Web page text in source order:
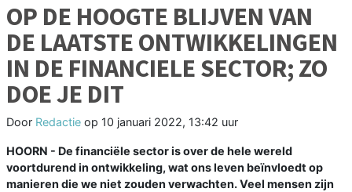
OP DE HOOGTE BLIJVEN VAN
DE LAATSTE ONTWIKKELINGEN
IN DE FINANCIELE SECTOR; ZO
DOE JE DIT
Door Redactie op 10 januari 2022, 13:42 uur
HOORN - De financiële sector is over de hele wereld
voortdurend in ontwikkeling, wat ons leven beïnvloedt op
manieren die we niet zouden verwachten. Veel mensen zijn